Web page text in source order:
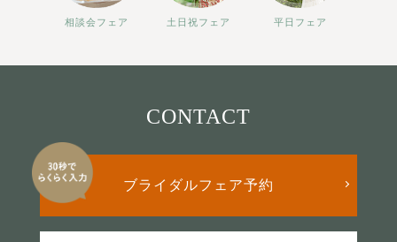
相談会フェア 土日祝フェア 平日フェア
CONTACT
ブライダルフェア予約